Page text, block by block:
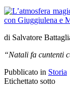
di Salvatore
“Natali fa cuntenti
Pubblicato in Storia
Etichettato sotto